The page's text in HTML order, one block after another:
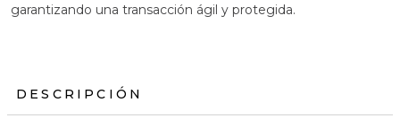
garantizando una transacción ágil y protegida.
DESCRIPCIÓN